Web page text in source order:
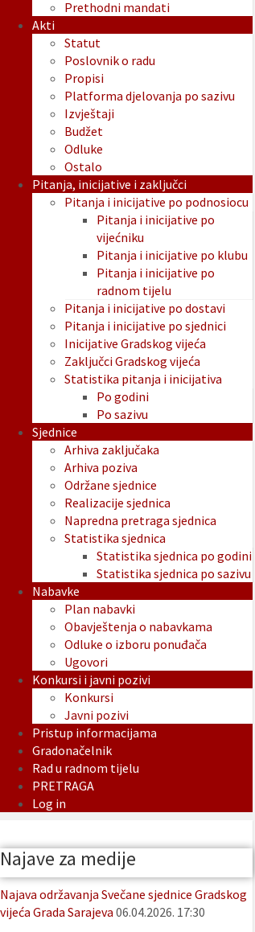
Prethodni mandati
Akti
Statut
Poslovnik o radu
Propisi
Platforma djelovanja po sazivu
Izvještaji
Budžet
Odluke
Ostalo
Pitanja, inicijative i zaključci
Pitanja i inicijative po podnosiocu
Pitanja i inicijative po
vijećniku
Pitanja i inicijative po klubu
Pitanja i inicijative po
radnom tijelu
Pitanja i inicijative po dostavi
Pitanja i inicijative po sjednici
Inicijative Gradskog vijeća
Zaključci Gradskog vijeća
Statistika pitanja i inicijativa
Po godini
Po sazivu
Sjednice
Arhiva zaključaka
Arhiva poziva
Održane sjednice
Realizacije sjednica
Napredna pretraga sjednica
Statistika sjednica
Statistika sjednica po godini
Statistika sjednica po sazivu
Nabavke
Plan nabavki
Obavještenja o nabavkama
Odluke o izboru ponuđača
Ugovori
Konkursi i javni pozivi
Konkursi
Javni pozivi
Pristup informacijama
Gradonačelnik
Rad u radnom tijelu
PRETRAGA
Log in
Najave za medije
Najava održavanja Svečane sjednice Gradskog
vijeća Grada Sarajeva 06.04.2026. 17:30